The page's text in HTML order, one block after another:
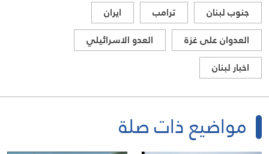
جنوب لبنان
ترامب
ايران
العدوان على غزة
العدو الاسرائيلي
اخبار لبنان
مواضيع ذات صلة